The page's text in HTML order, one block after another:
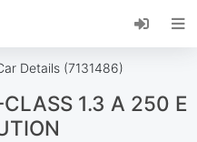
adicione-a
atualizações
Details (7131486)
1.3 A 250 E